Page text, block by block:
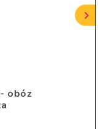
obóz